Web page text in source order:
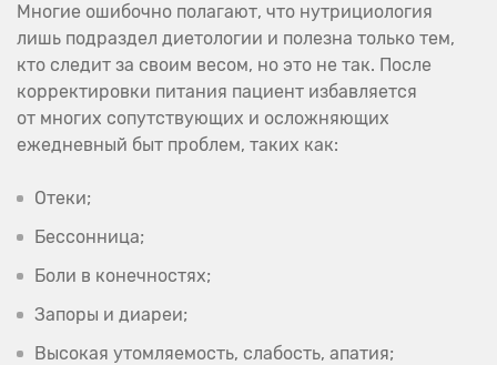
Многие ошибочно полагают, что нутрициология
лишь подраздел диетологии и полезна только тем,
кто следит за своим весом, но это не так. После
корректировки питания пациент избавляется
от многих сопутствующих и осложняющих
ежедневный быт проблем, таких как:
Отеки;
Бессонница;
Боли в конечностях;
Запоры и диареи;
Высокая утомляемость, слабость, апатия;